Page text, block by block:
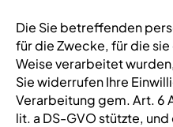
Die Sie betreffenden
für die Zwecke, für die
Weise verarbeitet
Sie widerrufen Ihre
Verarbeitung gem. Art. 6
lit. a DS-GVO stützte,